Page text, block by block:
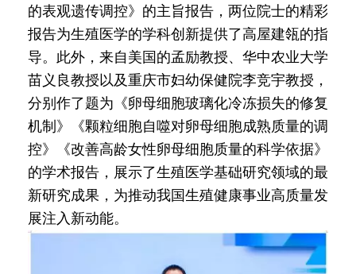
的表观遗传调控》的主旨报告，两位院士的精彩
报告为生殖医学的学科创新提供了高屋建瓴的指
导。此外，来自美国的孟励教授、华中农业大学
苗义良教授以及重庆市妇幼保健院李竞宇教授，
分别作了题为《卵母细胞玻璃化冷冻损失的修复
机制》《颗粒细胞自噬对卵母细胞成熟质量的调
控》《改善高龄女性卵母细胞质量的科学依据》
的学术报告，展示了生殖医学基础研究领域的最
新研究成果，为推动我国生殖健康事业高质量发
展注入新动能。